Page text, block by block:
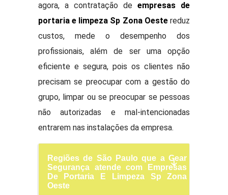
agora, a contratação deempresas de
portaria e limpeza Sp Zona Oestereduz
custos, mede o desempenho dos
profissionais, além de ser uma opção
eficiente e segura, pois os clientes não
precisam se preocupar com a gestão do
grupo, limpar ou se preocupar se pessoas
não autorizadas e mal-intencionadas
entrarem nas instalações da empresa.
Regiões de São Paulo que a Gear
Segurança atende com Empresas
De Portaria E Limpeza Sp Zona
Oeste